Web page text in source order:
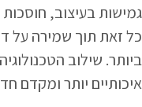
גמישות בעיצוב,
כל זאת תוך שמירה על
ביותר. שילוב
איכותיים יותר ומקדם